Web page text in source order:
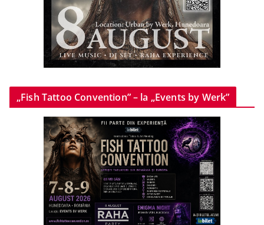
„Fish Tattoo Convention” – la „Events by Werk”